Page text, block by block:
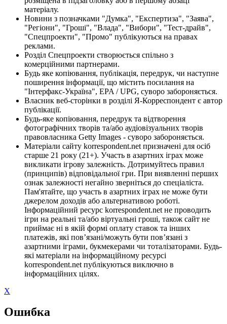
матеріалу.
Новини з позначками "Думка", "Експертиза", "Заява",
"Регіони", "Гроші", "Влада", "Вибори", "Тест-драйв",
"Спецпроекти", "Промо" публікуються на правах
реклами.
Розділ Спецпроекти створюється спільно з
комерційними партнерами.
Будь яке копіювання, публікація, передрук, чи наступне
поширення інформації, що містить посилання на
"Інтерфакс-Україна", EPA / UPG, суворо забороняється.
Власник веб-сторінки в розділі Я-Корреспондент є автор
публікації.
Будь-яке копіювання, передрук та відтворення
фотографічних творів та/або аудіовізуальних творів
правовласника Getty Images - суворо забороняється.
Матеріали сайту korrespondent.net призначені для осіб
старше 21 року (21+). Участь в азартних іграх може
викликати ігрову залежність. Дотримуйтесь правил
(принципів) відповідальної гри. При виявленні перших
ознак залежності негайно зверніться до спеціаліста.
Пам'ятайте, що участь в азартних іграх не може бути
джерелом доходів або альтернативою роботі.
Інформаційний ресурс korrespondent.net не проводить
ігри на реальні та/або віртуальні гроші, також сайт не
приймає ні в якій формі оплату ставок та інших
платежів, які пов’язані/можуть бути пов’язані з
азартними іграми, букмекерами чи тоталізаторами. Будь-
які матеріали на інформаційному ресурсі
korrespondent.net публікуються виключно в
інформаційних цілях.
X
Ошибка